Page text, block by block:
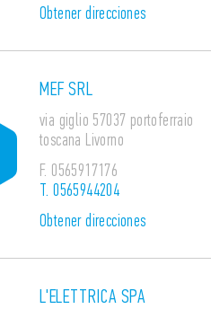
Obtener direcciones
MEF SRL
via giglio 57037 portoferraio
toscana Livorno
F. 0565917176
T.0565944204
Obtener direcciones
L'ELETTRICA SPA